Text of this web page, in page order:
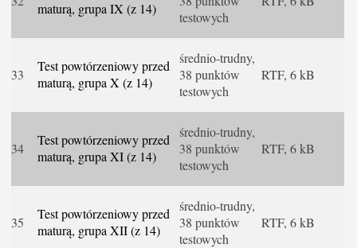
maturą, grupa IX (z 14)
testowych
33
Test powtórzeniowy przed
maturą, grupa X (z 14)
średnio-trudny,
38 punktów
testowych
RTF, 6 kB
34
Test powtórzeniowy przed
maturą, grupa XI (z 14)
średnio-trudny,
38 punktów
testowych
RTF, 6 kB
35
Test powtórzeniowy przed
maturą, grupa XII (z 14)
średnio-trudny,
38 punktów
testowych
RTF, 6 kB